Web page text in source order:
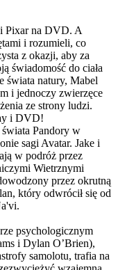
i Pixar na DVD. A
i rozumieli, co
z okazji, aby za
świadomość do ciała
świata natury, Mabel
i jednoczy zwierzęce
ze strony ludzi.
i DVD!
Pandory w
sagi Avatar. Jake i
w podróż przez
Wietrznymi
przez okrutną
który odwrócił się od
psychologicznym
i Dylan O’Brien),
samolotu, trafia na